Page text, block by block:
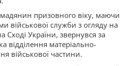
призовного віку, маючи
військової служби з огляду на
Сході України, звернувся за
відділення матеріально-
військової частини.